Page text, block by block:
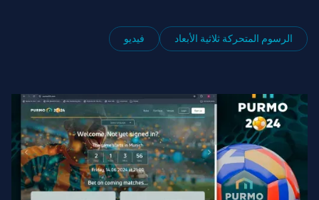
الرسوم المتحركة ثلاثية الأبعاد فيديو